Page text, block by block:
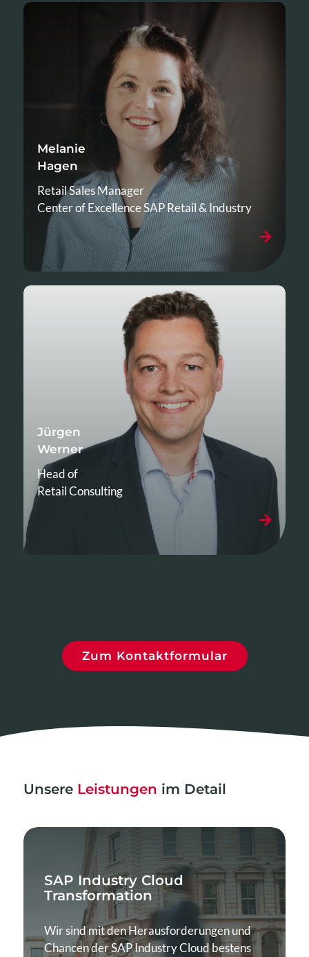
Melanie
Hagen
Retail Sales Manager
Center of Excellence SAP Retail & Industry
Jürgen
Werner
Head of
Retail Consulting
Zum Kontaktformular
Unsere Leistungen im Detail
SAP Industry Cloud
Transformation
Wir sind mit den Herausforderungen und
Chancen der SAP Industry Cloud bestens